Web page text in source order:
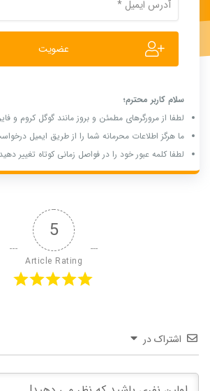
عضویت
سلام کاربر محترم؛
لطفا از مرورگرهای مطمئن و بروز مانند گوگل کروم و
ما هرگز اطلاعات محرمانه شما را از طریق ایمیل
لطفا کلمه عبور خود را در فواصل زمانی کوتاه تغییر
5
Article Rating
اشتراک در